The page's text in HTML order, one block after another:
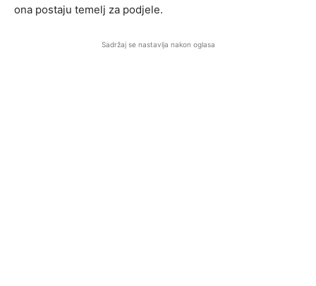
ona postaju temelj za podjele.
Sadržaj se nastavlja nakon oglasa